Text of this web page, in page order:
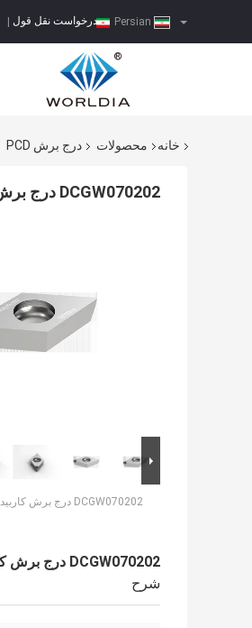
درخواست نقل قول
خانه محصولات درج برش PCD
DCGW070202 درج برش کاربید PCD برای مواد غیر آهنی
DCGW070202 درج برش کاربید PCD برای مواد غیر آهنی
شرح